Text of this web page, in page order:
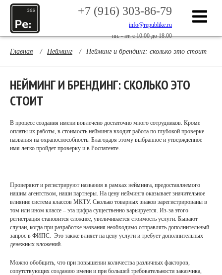
+7 (916) 303-86-79
info@republike.ru
пн. - пт. с 10.00 до 18.00
Главная / Нейминг / Нейминг и брендинг: сколько это стоит
НЕЙМИНГ И БРЕНДИНГ: СКОЛЬКО ЭТО
СТОИТ
В процесс создания имени вовлечено достаточно много сотрудников. Кроме
оплаты их работы, в стоимость нейминга входит работа по глубокой проверке
названия на охраноспособность. Благодаря этому выбранное и утвержденное
имя легко пройдет проверку и в Роспатенте.
Проверяют и регистрируют названия в рамках нейминга, предоставляемого
нашим агентством, наши партнеры. На цену нейминга оказывает значительное
влияние система классов МКТУ. Сколько товарных знаков зарегистрированы в
том или ином классе – эта цифра существенно варьируется. Из-за этого
регистрация становится сложнее, увеличивается стоимость услуги. Бывают
случаи, когда при разработке названия необходимо отправлять дополнительный
запрос в ФИПС. Это также влияет на цену услуги и требует дополнительных
денежных вложений.
Можно обобщить, что при повышении количества различных факторов,
сопутствующих созданию имени и при большей требовательности заказчика,